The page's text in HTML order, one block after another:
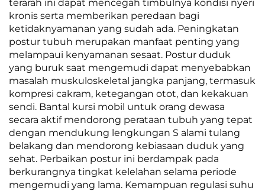
terarah ini dapat mencegah timbulnya kondisi nyeri
kronis serta memberikan peredaan bagi
ketidaknyamanan yang sudah ada. Peningkatan
postur tubuh merupakan manfaat penting yang
melampaui kenyamanan sesaat. Postur duduk
yang buruk saat mengemudi dapat menyebabkan
masalah muskuloskeletal jangka panjang, termasuk
kompresi cakram, ketegangan otot, dan kekakuan
sendi. Bantal kursi mobil untuk orang dewasa
secara aktif mendorong perataan tubuh yang tepat
dengan mendukung lengkungan S alami tulang
belakang dan mendorong kebiasaan duduk yang
sehat. Perbaikan postur ini berdampak pada
berkurangnya tingkat kelelahan selama periode
mengemudi yang lama. Kemampuan regulasi suhu